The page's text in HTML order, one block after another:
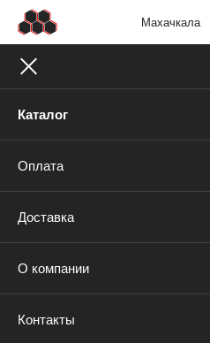
Махачкала
Каталог
Оплата
Доставка
О компании
Контакты